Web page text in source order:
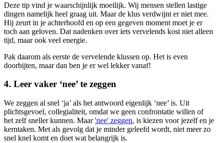
Deze tip vind je waarschijnlijk moeilijk. Wij mensen stellen lastige
dingen namelijk heel graag uit. Maar de klus verdwijnt er niet mee.
Hij zeurt in je achterhoofd en op een gegeven moment moet je er
toch aan geloven. Dat nadenken over iets vervelends kost niet alleen
tijd, maar ook veel energie.
Pak daarom als eerste de vervelende klussen op. Het is even
doorbijten, maar dan ben je er wel lekker vanaf!
4. Leer vaker ‘nee’ te zeggen
We zeggen al snel ‘ja’ als het antwoord eigenlijk ‘nee’ is. Uit
plichtsgevoel, collegialiteit, omdat we geen confrontatie willen of
het zelf sneller kunnen. Maar'nee' zeggen, is kiezen voor jezelf en je
kerntaken. Met als gevolg dat je minder geleefd wordt, niet meer zo
snel knel komt en doet wat belangrijk is.